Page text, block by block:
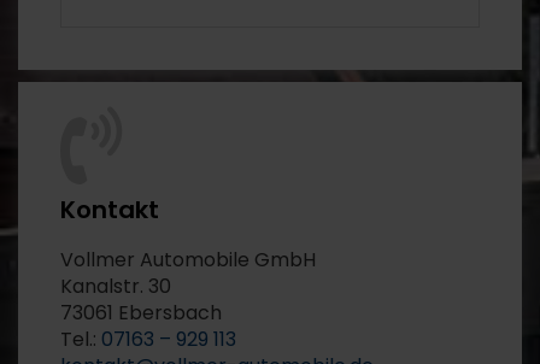
Kontakt
Vollmer Automobile GmbH
Kanalstr. 30
73061 Ebersbach
Tel.: 07163 – 929 113